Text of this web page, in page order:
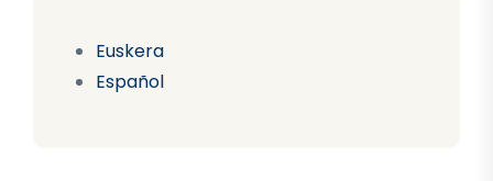
Euskera
Español